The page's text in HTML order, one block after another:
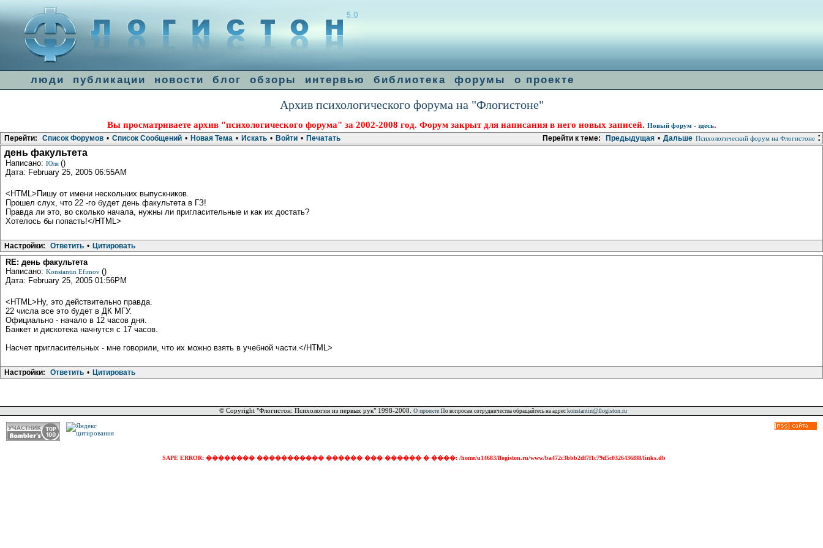
люди публикации новости блог обзоры интервью библиотека форумы о проекте
Архив психологического форума на "Флогистоне"
Вы просматриваете архив "психологического форума" за 2002-2008 год. Форум закрыт для написания в него новых записей. Новый форум - здесь.
Психологический форум на Флогистоне :
Перейти к теме: Предыдущая • Дальше
Перейти: Список Форумов • Список Сообщений • Новая Тема • Искать • Войти • Печатать
день факультета
Написано: Юля ()
Дата: February 25, 2005 06:55AM
<HTML>Пишу от имени нескольких выпускников.
Прошел слух, что 22 -го будет день факультета в ГЗ!
Правда ли это, во сколько начала, нужны ли пригласительные и как их достать?
Хотелось бы попасть!</HTML>
Настройки: Ответить • Цитировать
RE: день факультета
Написано: Konstantin Efimov ()
Дата: February 25, 2005 01:56PM
<HTML>Ну, это действительно правда.
22 числа все это будет в ДК МГУ.
Официально - начало в 12 часов дня.
Банкет и дискотека начнутся с 17 часов.
Насчет пригласительных - мне говорили, что их можно взять в учебной части.</HTML>
Настройки: Ответить • Цитировать
© Copyright "Флогистон: Психология из первых рук" 1998-2008. О проекте По вопросам сотрудничества обращайтесь на адрес konstantin@flogiston.ru
SAPE ERROR: �������� ����������� ������ ��� ������ � ����: /home/u14683/flogiston.ru/www/ba472c3bbb2df7f1c79d5c0326436f88/links.db